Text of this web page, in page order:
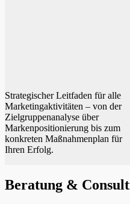
Strategischer Leitfaden für alle
Marketing­aktivitäten – von der
Zielgruppen­analyse über
Marken­positionierung bis zum
konkreten Maßnahmen­plan für
Ihren Erfolg.
Beratung &